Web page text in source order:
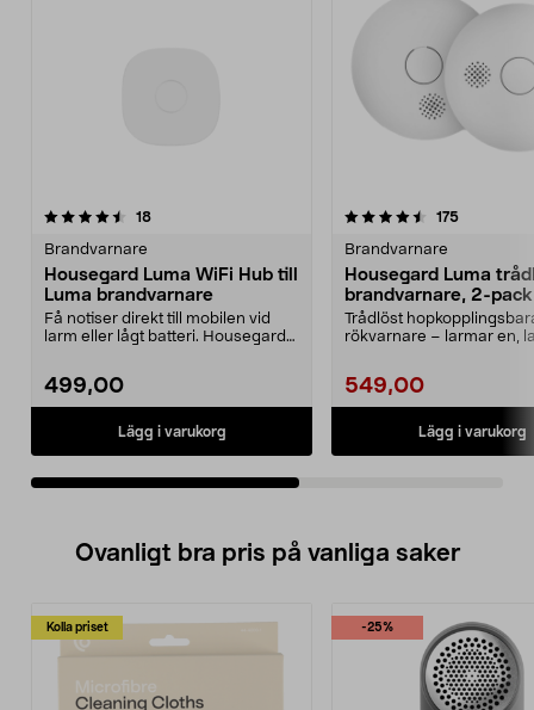
18recensioner
Brandvarnare
Housegard Luma WiFi Hub till
Luma brandvarnare
Få notiser direkt till mobilen vid
larm eller lågt batteri. Housegard
499,00
Lägg i varukorg
4.5av 5 stjärnor 175
Brandvarnare
Housegard Luma
brandvarnare, 2-pack
Trådlöst
rökvarnare – larmar en,
549,00
Lägg i varukorg
0.0 av 5 stjärnor
Ovanligt bra pris på vanliga saker
Kolla priset -25%